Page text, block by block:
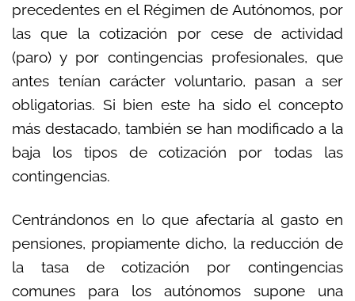
precedentes en el Régimen de Autónomos, por
las que la cotización por cese de actividad
(paro) y por contingencias profesionales, que
antes tenían carácter voluntario, pasan a ser
obligatorias. Si bien este ha sido el concepto
más destacado, también se han modificado a la
baja los tipos de cotización por todas las
contingencias.
Centrándonos en lo que afectaría al gasto en
pensiones, propiamente dicho, la reducción de
la tasa de cotización por contingencias
comunes para los autónomos supone una